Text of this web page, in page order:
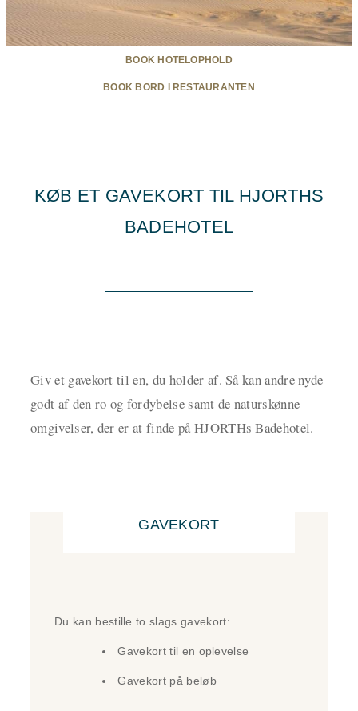
BOOK HOTELOPHOLD
BOOK BORD I RESTAURANTEN
KØB ET GAVEKORT TIL HJORTHS
BADEHOTEL
Giv et gavekort til en, du holder af. Så kan andre nyde
godt af den ro og fordybelse samt de naturskønne
omgivelser, der er at finde på HJORTHs Badehotel.
GAVEKORT
Du kan bestille to slags gavekort:
Gavekort til en oplevelse
Gavekort på beløb